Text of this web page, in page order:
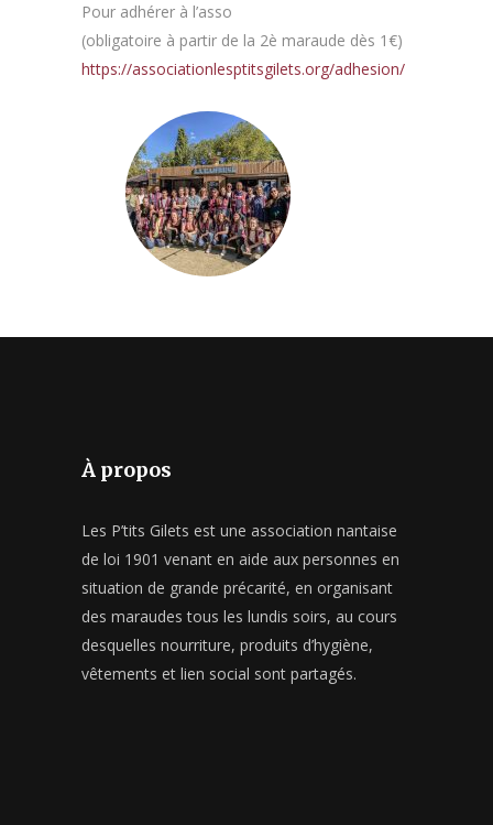
Pour adhérer à l’asso
(obligatoire à partir de la 2è maraude dès 1€)
https://associationlesptitsgilets.org/adhesion/
À propos
Les P’tits Gilets est une association nantaise
de loi 1901 venant en aide aux personnes en
situation de grande précarité, en organisant
des maraudes tous les lundis soirs, au cours
desquelles nourriture, produits d’hygiène,
vêtements et lien social sont partagés.